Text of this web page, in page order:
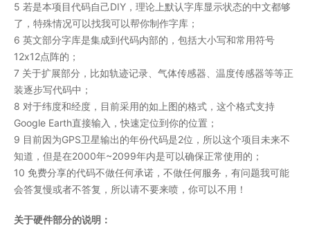
5 若是本项目代码自己DIY，理论上默认字库显示状态的中文都够
了，特殊情况可以找我可以帮你制作字库；
6 英文部分字库是集成到代码内部的，包括大小写和常用符号
12x12点阵的；
7 关于扩展部分，比如轨迹记录、气体传感器、温度传感器等等正
装逐步写代码中；
8 对于纬度和经度，目前采用的如上图的格式，这个格式支持
Google Earth直接输入，快速定位到你的位置；
9 目前因为GPS卫星输出的年份代码是2位，所以这个项目未来不
知道，但是在2000年~2099年内是可以确保正常使用的；
10 免费分享的代码不做任何承诺，不做任何服务，有问题我可能
会答复慢或者不答复，所以请不要来喷，你可以不用！
关于硬件部分的说明：